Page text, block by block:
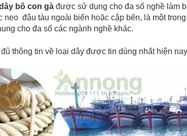
bô con gà được sử dụng cho đa số nghề làm
neo đậu tàu ngoài biển hoặc cập bến, là một
cho đa số các ngành nghề khác.
thông tin về loại dây được tin dùng nhất hiện